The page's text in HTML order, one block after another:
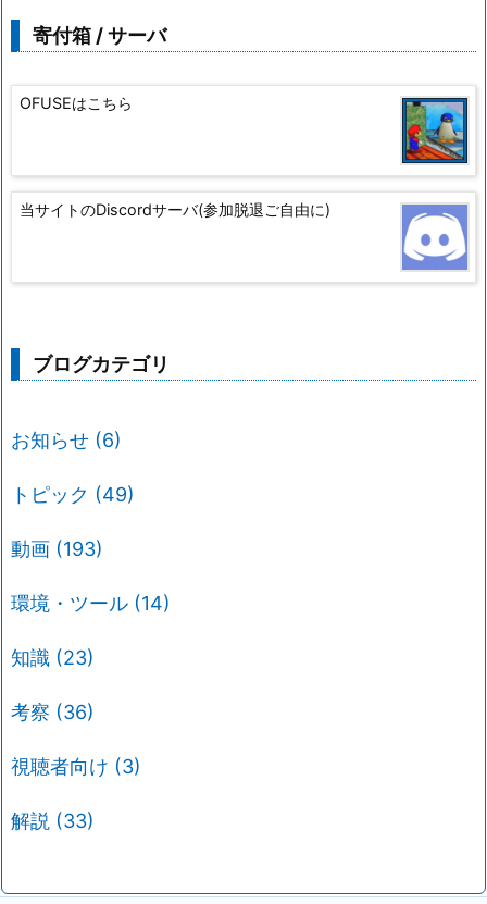
寄付箱 / サーバ
OFUSEはこちら
当サイトのDiscordサーバ(参加脱退ご自由に)
ブログカテゴリ
お知らせ (6)
トピック (49)
動画 (193)
環境・ツール (14)
知識 (23)
考察 (36)
視聴者向け (3)
解説 (33)